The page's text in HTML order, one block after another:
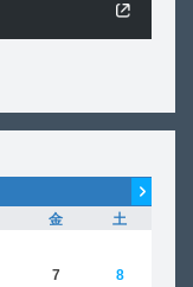
金
土
7
8